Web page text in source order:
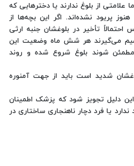
اما علامتی از بلوغ ندارند یا دخترهایی که
هنوز پریود نشده‌اند. اگر این بچه‌ها از
تأخیر در بلوغشان جنبه ارثی
می‌گیرند هر شش ماه وضعیت این
مطمئن شوند بلوغ شروع شده و روند
شدید است باید از جهت آمنوره
دلیل تجویز شود که پزشک اطمینان
یا فرد دچار ناهنجاری ساختاری در